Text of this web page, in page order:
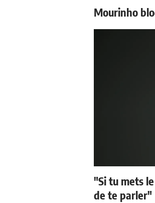
Mourinho
"Si tu mets
de te parler"